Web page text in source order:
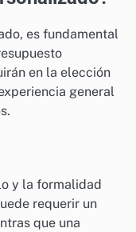
es fundamental
en la elección
general
y la formalidad
requerir un
que una